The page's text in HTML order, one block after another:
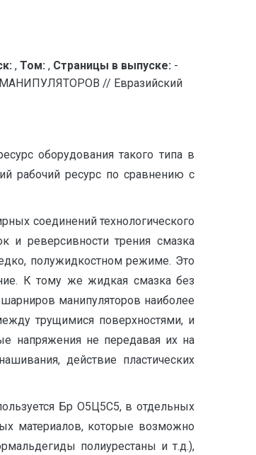
, Том: , Страницы в выпуске: -
// Евразийский
оборудования такого типа в
рабочий ресурс по сравнению с
соединений технологического
и реверсивности трения смазка
полужидкостном режиме. Это
К тому же жидкая смазка без
манипуляторов наиболее
трущимися поверхностями, и
напряжения не передавая их на
действие пластических
Бр О5Ц5С5, в отдельных
материалов, которые возможно
полиурестаны и т.д.),